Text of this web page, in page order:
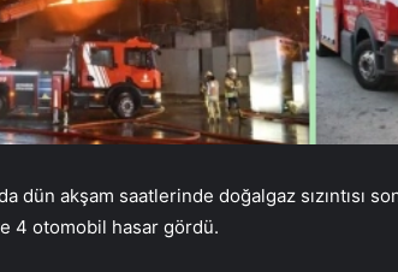
dün akşam saatlerinde doğalgaz sızıntısı
4 otomobil hasar gördü.